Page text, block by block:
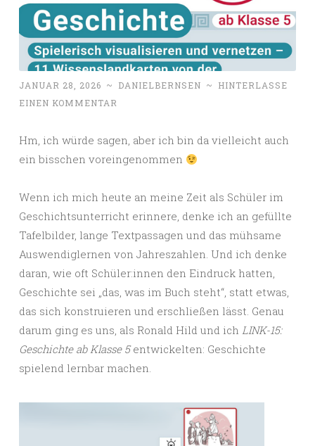
JANUAR 28, 2026 ~ DANIELBERNSEN ~
HINTERLASSE
EINEN KOMMENTAR
Hm, ich würde sagen, aber ich bin da vielleicht auch
ein bisschen voreingenommen
Wenn ich mich heute an meine Zeit als Schüler im
Geschichtsunterricht erinnere, denke ich an gefüllte
Tafelbilder, lange Textpassagen und das mühsame
Auswendiglernen von Jahreszahlen. Und ich denke
daran, wie oft Schüler:innen den Eindruck hatten,
Geschichte sei „das, was im Buch steht“, statt etwas,
das sich konstruieren und erschließen lässt. Genau
darum ging es uns, als Ronald Hild und ich LINK-15:
Geschichte ab Klasse 5entwickelten: Geschichte
spielend lernbar machen.